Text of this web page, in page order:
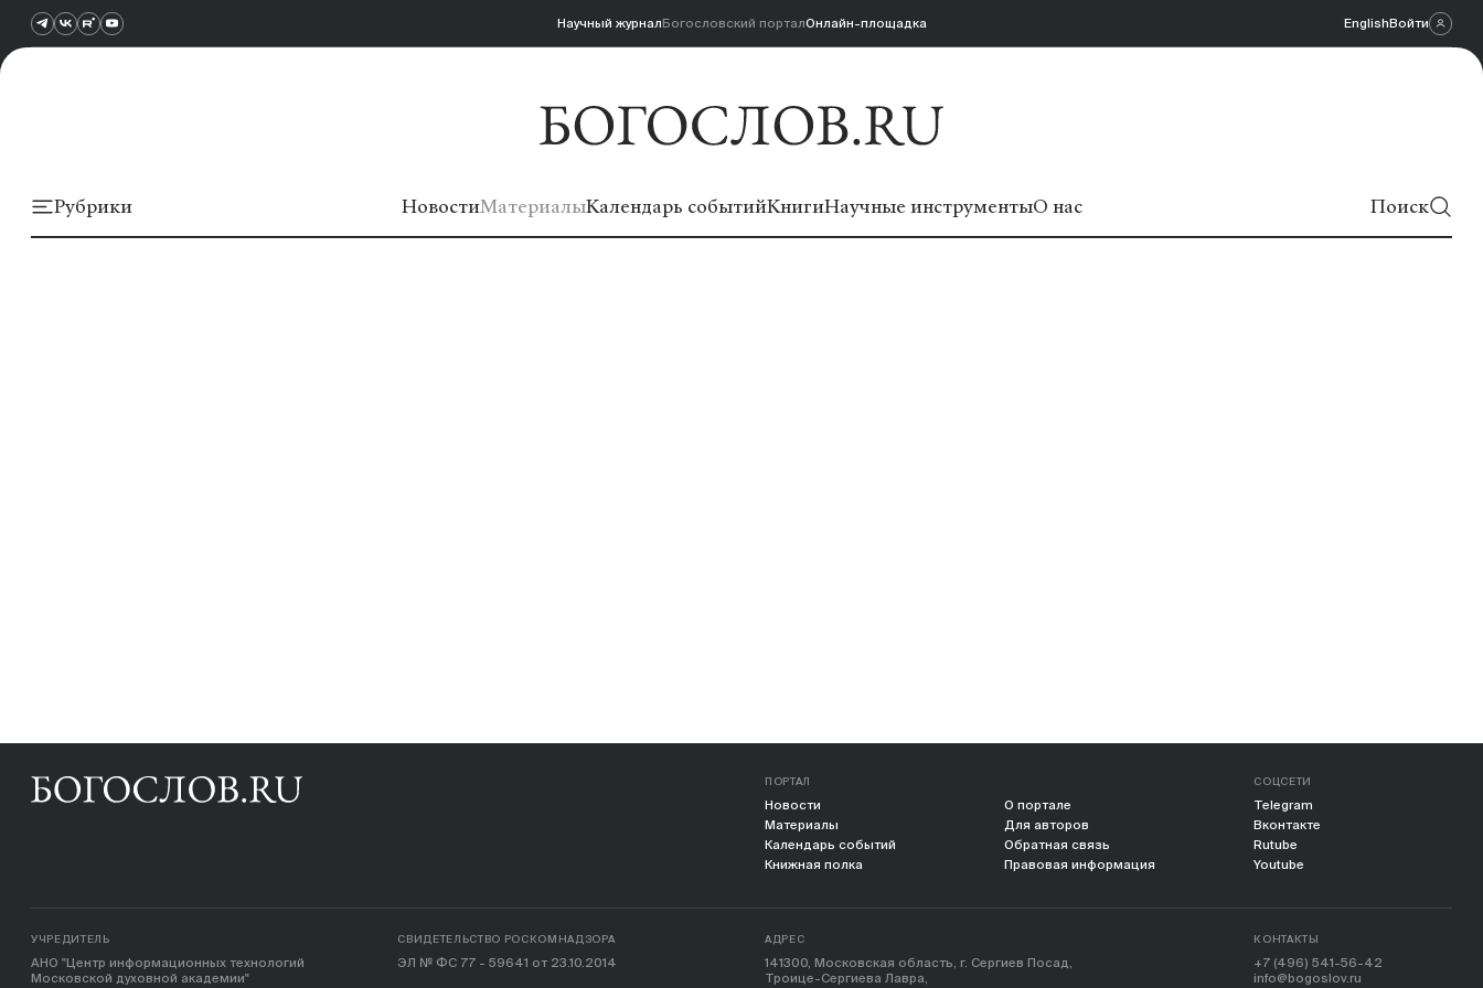
Научный журналБогословский порталОнлайн-площадка EnglishВойти
Рубрики НовостиМатериалыКалендарь событийКнигиНаучные инструментыО нас Поиск
ПОРТАЛ
Новости
Материалы
Календарь событий
Книжная полка
О портале
Для авторов
Обратная связь
Правовая информация
СОЦСЕТИ
Telegram
Вконтакте
Rutube
Youtube
УЧРЕДИТЕЛЬ
АНО "Центр информационных технологий
Московской духовной академии"
СВИДЕТЕЛЬСТВО РОСКОМНАДЗОРА
ЭЛ № ФС 77 - 59641 от 23.10.2014
АДРЕС
141300, Московская область, г. Сергиев Посад,
Троице-Сергиева Лавра,
КОНТАКТЫ
+7 (496) 541-56-42
info@bogoslov.ru